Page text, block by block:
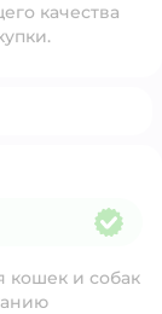
качества
кошек и собак